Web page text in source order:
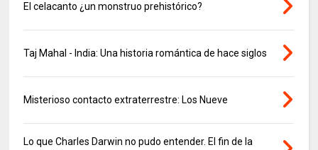
El celacanto ¿un monstruo prehistórico?
Taj Mahal - India: Una historia romántica de hace siglos
Misterioso contacto extraterrestre: Los Nueve
Lo que Charles Darwin no pudo entender. El fin de la